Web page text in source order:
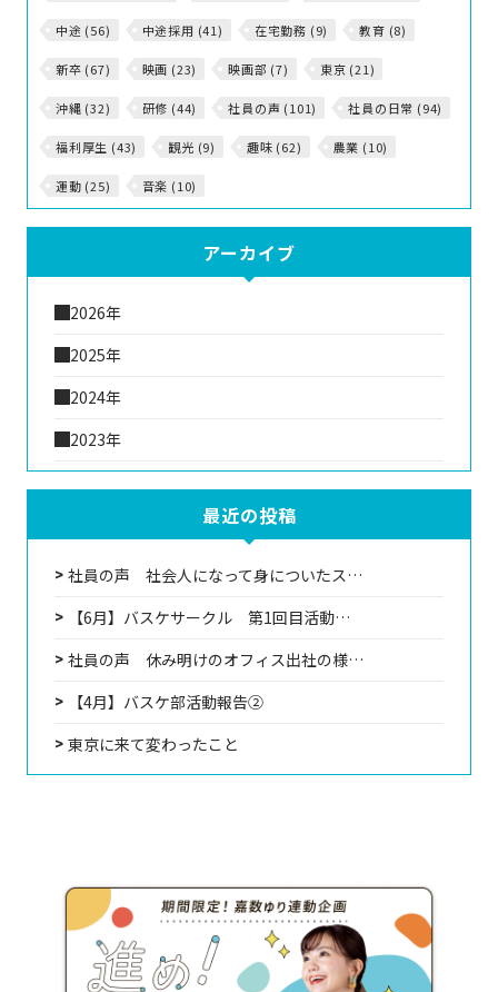
中途 (56) 中途採用 (41) 在宅勤務 (9) 教育 (8)
新卒 (67) 映画 (23) 映画部 (7) 東京 (21)
沖縄 (32) 研修 (44) 社員の声 (101) 社員の日常 (94)
福利厚生 (43) 観光 (9) 趣味 (62) 農業 (10)
運動 (25) 音楽 (10)
アーカイブ
2026年
2025年
2024年
2023年
最近の投稿
社員の声 社会人になって身についたス…
【6月】バスケサークル 第1回目活動…
社員の声 休み明けのオフィス出社の様…
【4月】バスケ部活動報告②
東京に来て変わったこと